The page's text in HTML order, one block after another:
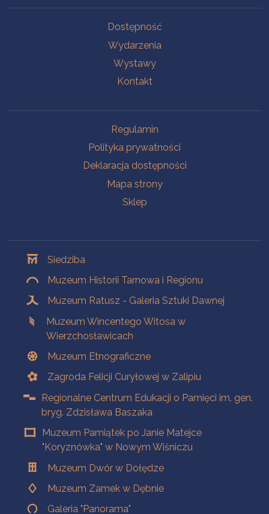
Dostępność
Wydarzenia
Wystawy
Kontakt
Regulamin
Polityka prywatności
Deklaracja dostępności
Mapa strony
Sklep
Siedziba
Muzeum Historii Tarnowa i Regionu
Muzeum Ratusz - Galeria Sztuki Dawnej
Muzeum Wincentego Witosa w
Wierzchosławicach
Muzeum Etnograficzne
Zagroda Felicji Curyłowej w Zalipiu
Regionalne Centrum Edukacji o Pamięci im. gen.
bryg. Zdzisława Baszaka
Muzeum Pamiątek po Janie Matejce
"Koryznówka" w Nowym Wiśniczu
Muzeum Dwór w Dołędze
Muzeum Zamek w Dębnie
Galeria "Panorama"